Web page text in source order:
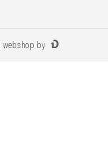
webshop by